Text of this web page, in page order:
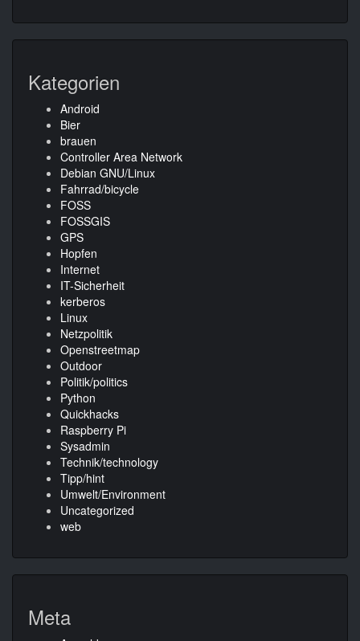
Kategorien
Android
Bier
brauen
Controller Area Network
Debian GNU/Linux
Fahrrad/bicycle
FOSS
FOSSGIS
GPS
Hopfen
Internet
IT-Sicherheit
kerberos
Linux
Netzpolitik
Openstreetmap
Outdoor
Politik/politics
Python
Quickhacks
Raspberry Pi
Sysadmin
Technik/technology
Tipp/hint
Umwelt/Environment
Uncategorized
web
Meta